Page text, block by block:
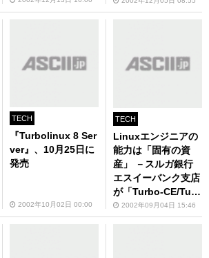
TECH
『Turbolinux 8 Ser
ver』、10月25日に
発売
2002年10月02日 00:00
TECH
Linuxエンジニアの
能力は「固有の資
産」 －スルガ銀行
エスイーバンク支店
が「Turbo-CE/Turb
o-CE Pro」取得技
術者に指定金融商品
2002年09月04日 15:46